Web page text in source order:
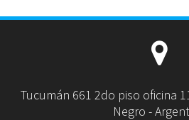
Tucumán 661 2do piso oficina
Negro -